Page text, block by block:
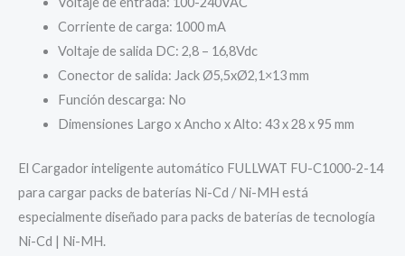
Entrada
100~240
-
Corriente de carga: 1000 mA
Voltaje de salida DC: 2,8 – 16,8Vdc
Conector de salida: Jack Ø5,5xØ2,1×13 mm
Función descarga: No
Dimensiones Largo x Ancho x Alto: 43 x 28 x 95 mm
El Cargador inteligente automático FULLWAT FU-C1000-2-14
para cargar packs de baterías Ni-Cd / Ni-MH está
especialmente diseñado para packs de baterías de tecnología
Ni-Cd | Ni-MH.